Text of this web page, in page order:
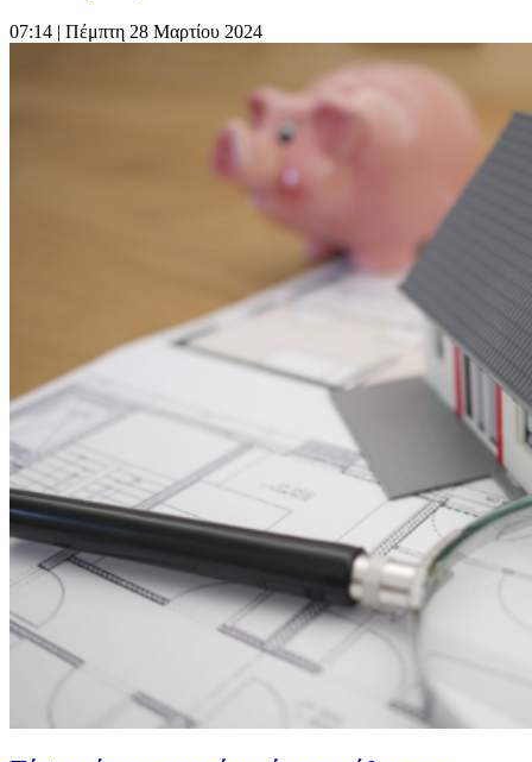
07:14 | Πέμπτη 28 Μαρτίου 2024